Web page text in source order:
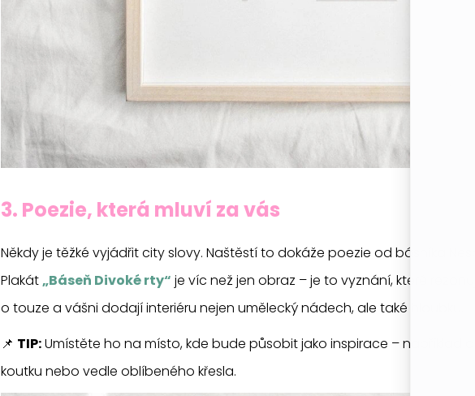
3. Poezie, která mluví za vás
Někdy je těžké vyjádřit city slovy. Naštěstí to dokáže poezie od básníka
Plakát„Báseň Divoké rty“ je víc než jen obraz – je to vyznání, které
o touze a vášni dodají interiéru nejen umělecký nádech, ale také hloubku.
📌 TIP:Umístěte ho na místo, kde bude působit jako inspirace – například
koutku nebo vedle oblíbeného křesla.